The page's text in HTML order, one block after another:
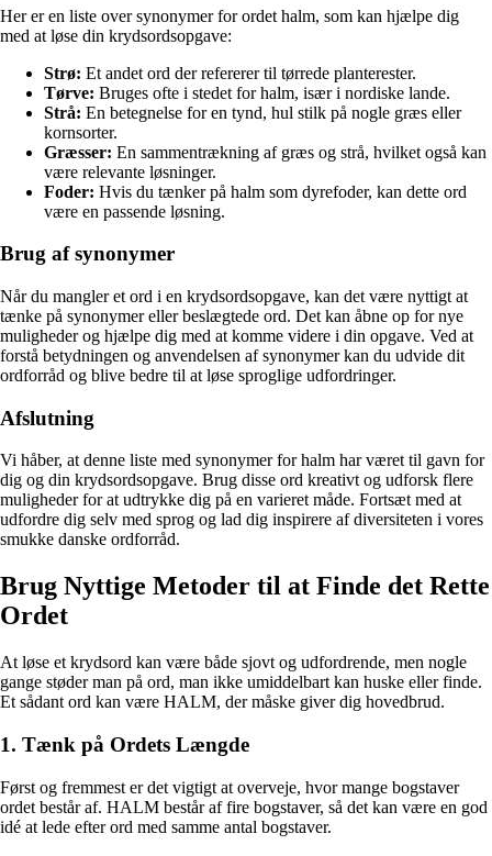
Her er en liste over synonymer for ordet halm, som kan hjælpe dig
med at løse din krydsordsopgave:
Strø: Et andet ord der refererer til tørrede planterester.
Tørve: Bruges ofte i stedet for halm, især i nordiske lande.
Strå: En betegnelse for en tynd, hul stilk på nogle græs eller
kornsorter.
Græsser: En sammentrækning af græs og strå, hvilket også kan
være relevante løsninger.
Foder: Hvis du tænker på halm som dyrefoder, kan dette ord
være en passende løsning.
Brug af synonymer
Når du mangler et ord i en krydsordsopgave, kan det være nyttigt at
tænke på synonymer eller beslægtede ord. Det kan åbne op for nye
muligheder og hjælpe dig med at komme videre i din opgave. Ved at
forstå betydningen og anvendelsen af synonymer kan du udvide dit
ordforråd og blive bedre til at løse sproglige udfordringer.
Afslutning
Vi håber, at denne liste med synonymer for halm har været til gavn for
dig og din krydsordsopgave. Brug disse ord kreativt og udforsk flere
muligheder for at udtrykke dig på en varieret måde. Fortsæt med at
udfordre dig selv med sprog og lad dig inspirere af diversiteten i vores
smukke danske ordforråd.
Brug Nyttige Metoder til at Finde det Rette
Ordet
At løse et krydsord kan være både sjovt og udfordrende, men nogle
gange støder man på ord, man ikke umiddelbart kan huske eller finde.
Et sådant ord kan være HALM, der måske giver dig hovedbrud.
1. Tænk på Ordets Længde
Først og fremmest er det vigtigt at overveje, hvor mange bogstaver
ordet består af. HALM består af fire bogstaver, så det kan være en god
idé at lede efter ord med samme antal bogstaver.